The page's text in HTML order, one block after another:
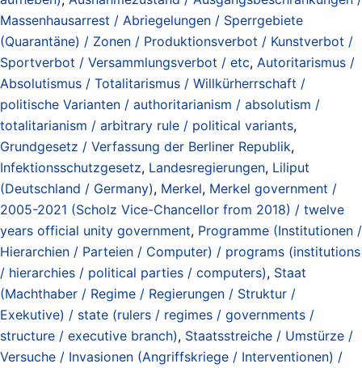
Massenhausarrest / Abriegelungen / Sperrgebiete
(Quarantäne) / Zonen / Produktionsverbot / Kunstverbot /
Sportverbot / Versammlungsverbot / etc, Autoritarismus /
Absolutismus / Totalitarismus / Willkürherrschaft /
politische Varianten / authoritarianism / absolutism /
totalitarianism / arbitrary rule / political variants,
Grundgesetz / Verfassung der Berliner Republik,
Infektionsschutzgesetz, Landesregierungen, Liliput
(Deutschland / Germany), Merkel, Merkel government /
2005-2021 (Scholz Vice-Chancellor from 2018) / twelve
years official unity government, Programme (Institutionen /
Hierarchien / Parteien / Computer) / programs (institutions
/ hierarchies / political parties / computers), Staat
(Machthaber / Regime / Regierungen / Struktur /
Exekutive) / state (rulers / regimes / governments /
structure / executive branch), Staatsstreiche / Umstürze /
Versuche / Invasionen (Angriffskriege / Interventionen) /